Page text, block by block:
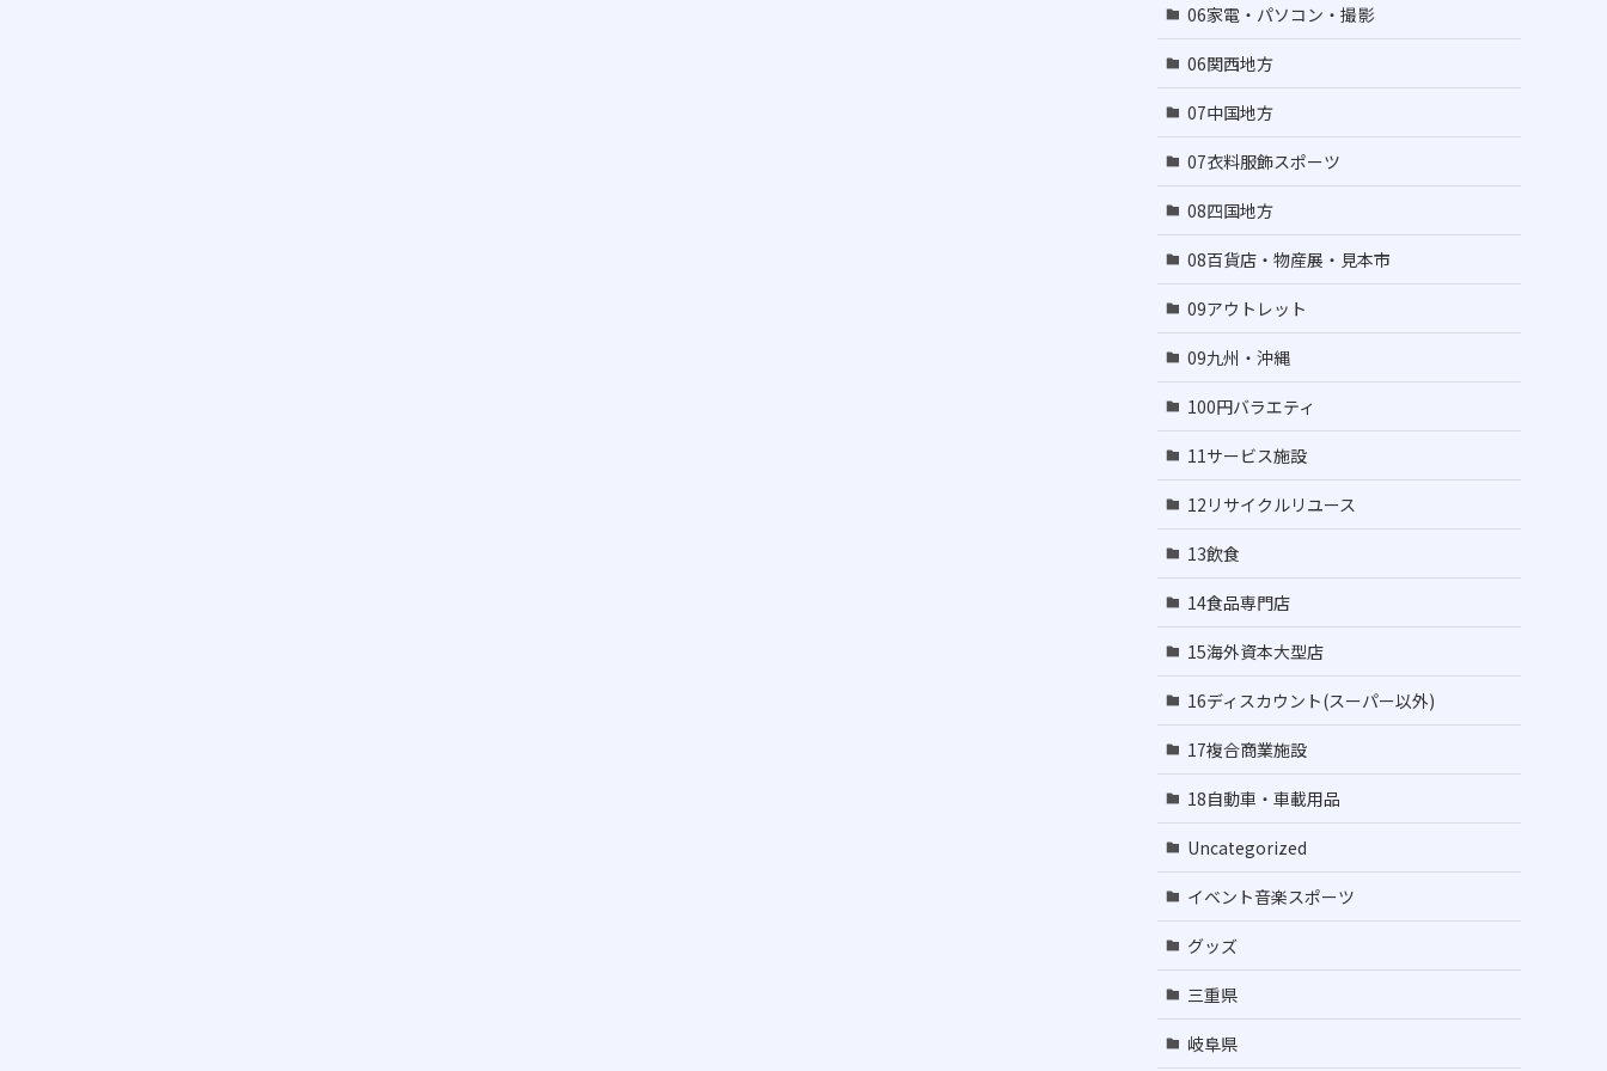
06家電・パソコン・撮影
06関西地方
07中国地方
07衣料服飾スポーツ
08四国地方
08百貨店・物産展・見本市
09アウトレット
09九州・沖縄
100円バラエティ
11サービス施設
12リサイクルリユース
13飲食
14食品専門店
15海外資本大型店
16ディスカウント(スーパー以外)
17複合商業施設
18自動車・車載用品
Uncategorized
イベント音楽スポーツ
グッズ
三重県
岐阜県